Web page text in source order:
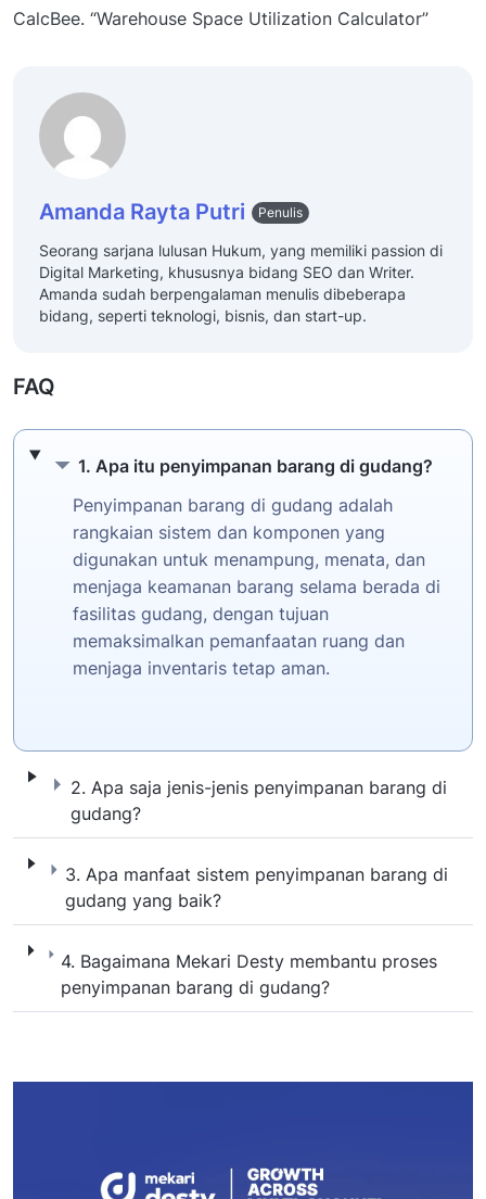
CalcBee. “Warehouse Space Utilization Calculator”
Amanda Rayta Putri Penulis
Seorang sarjana lulusan Hukum, yang memiliki passion di
Digital Marketing, khususnya bidang SEO dan Writer.
Amanda sudah berpengalaman menulis dibeberapa
bidang, seperti teknologi, bisnis, dan start-up.
FAQ
1. Apa itu penyimpanan barang di gudang?
1. Apa itu penyimpanan barang di gudang?
Penyimpanan barang di gudang adalah
rangkaian sistem dan komponen yang
digunakan untuk menampung, menata, dan
menjaga keamanan barang selama berada di
fasilitas gudang, dengan tujuan
memaksimalkan pemanfaatan ruang dan
menjaga inventaris tetap aman.
2. Apa saja jenis-jenis penyimpanan barang di
gudang?
2. Apa saja jenis-jenis penyimpanan
3. Apa manfaat sistem penyimpanan barang di
gudang yang baik?
3. Apa manfaat sistem penyimpanan
4. Bagaimana Mekari Desty membantu proses
penyimpanan barang di gudang?
4. Bagaimana Mekari Desty membantu